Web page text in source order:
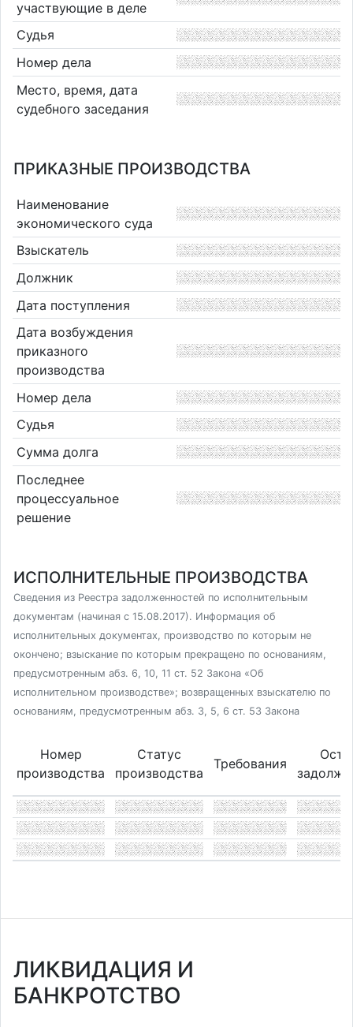
участвующие в деле
Судья
Номер дела
Место, время, дата
судебного заседания
ПРИКАЗНЫЕ ПРОИЗВОДСТВА
Наименование
экономического суда
Взыскатель
Должник
Дата поступления
Дата возбуждения
приказного
производства
Номер дела
Судья
Сумма долга
Последнее
процессуальное
решение
ИСПОЛНИТЕЛЬНЫЕ ПРОИЗВОДСТВА
Сведения из Реестра задолженностей по исполнительным
документам (начиная с 15.08.2017). Информация об
исполнительных документах, производство по которым не
окончено; взыскание по которым прекращено по основаниям,
предусмотренным абз. 6, 10, 11 ст. 52 Закона «Об
исполнительном производстве»; возвращенных взыскателю по
основаниям, предусмотренным абз. 3, 5, 6 ст. 53 Закона
Номер
производства
Статус
производства
Требования
ЛИКВИДАЦИЯ И
БАНКРОТСТВО